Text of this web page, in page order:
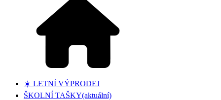
☀️ LETNÍ VÝPRODEJ
ŠKOLNÍ TAŠKY(aktuální)